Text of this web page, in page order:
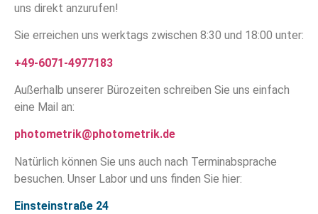
uns direkt anzurufen!
Sie erreichen uns werktags zwischen 8:30 und 18:00 unter:
+49-6071-4977183
Außerhalb unserer Bürozeiten schreiben Sie uns einfach
eine Mail an:
photometrik@photometrik.de
Natürlich können Sie uns auch nach Terminabsprache
besuchen. Unser Labor und uns finden Sie hier:
Einsteinstraße 24